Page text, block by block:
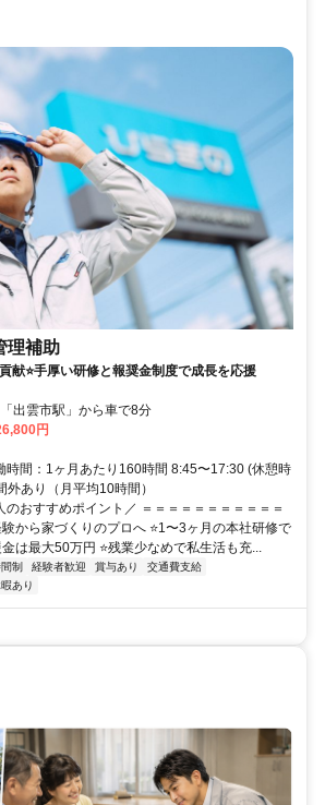
理補助
献⭐手厚い研修と報奨金制度で成長を応援
出雲市駅」から車で8分
円
時間：1ヶ月あたり160時間 8:45〜17:30 (休憩時
あり（月平均10時間）
のおすすめポイント／ ＝＝＝＝＝＝＝＝＝＝＝
験から家づくりのプロへ ⭐1〜3ヶ月の本社研修で
は最大50万円 ⭐残業少なめで私生活も充...
制 経験者歓迎 賞与あり
交通費支給
あり